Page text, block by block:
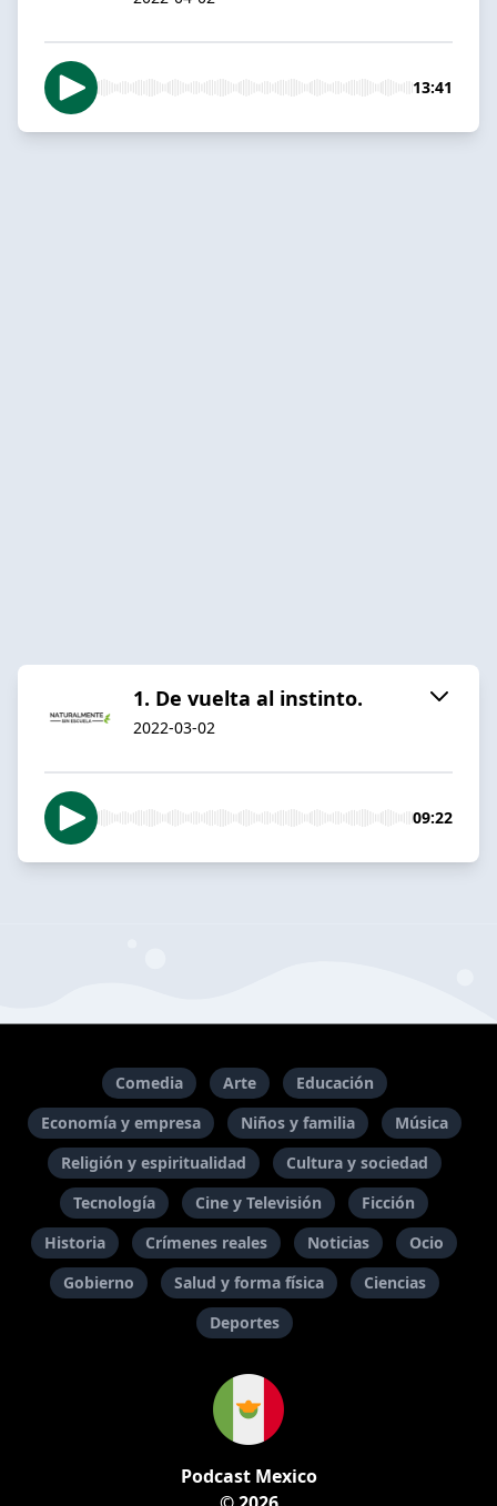
13:41
1. De vuelta al instinto.
2022-03-02
09:22
Comedia Arte
Educación
Economía y empresa
Niños y familia
Música
Religión y espiritualidad
Cultura y sociedad
Tecnología
Cine y Televisión
Ficción
Historia
Crímenes reales Noticias
Ocio
Gobierno
Salud y forma física
Ciencias
Deportes
Podcast Mexico